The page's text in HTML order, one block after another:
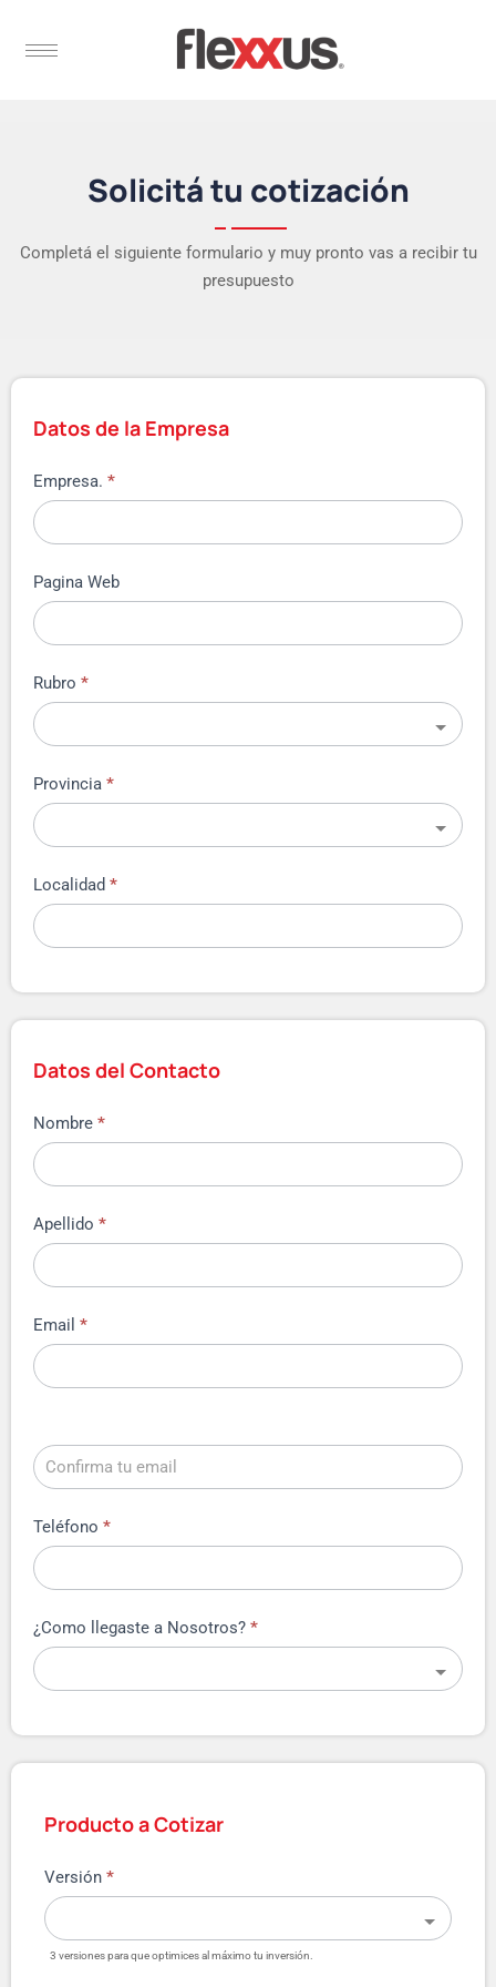
Solicitá tu cotización
Completá el siguiente formulario y muy pronto vas a recibir tu
presupuesto
Datos de la Empresa
Empresa. *
Pagina Web
Rubro *
Provincia *
Localidad *
Datos del Contacto
Nombre *
Apellido *
Email *
Teléfono *
¿Como llegaste a Nosotros? *
Producto a Cotizar
Versión *
3 versiones para que optimices al máximo tu inversión.